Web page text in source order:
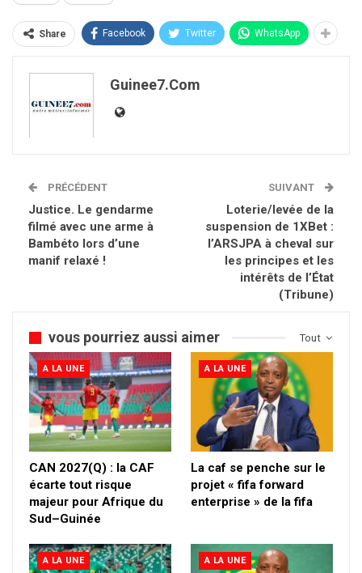
Share Facebook Twitter WhatsApp
Guinee7.com
PRÉCÉDENT
Justice. Le gendarme
filmé avec une arme à
Bambéto lors d’une
manif relaxé !
SUIVANT
Loterie/levée de la
suspension de 1XBet :
l’ARSJPA à cheval sur
les principes et les
intérêts de l’État
(Tribune)
Tout
vous pourriez aussi aimer
A LA UNE
CAN 2027(Q) : la CAF
écarte tout risque
majeur pour Afrique du
Sud–Guinée
A LA UNE
La caf se penche sur le
projet « fifa forward
enterprise » de la fifa
A LA UNE A LA UNE